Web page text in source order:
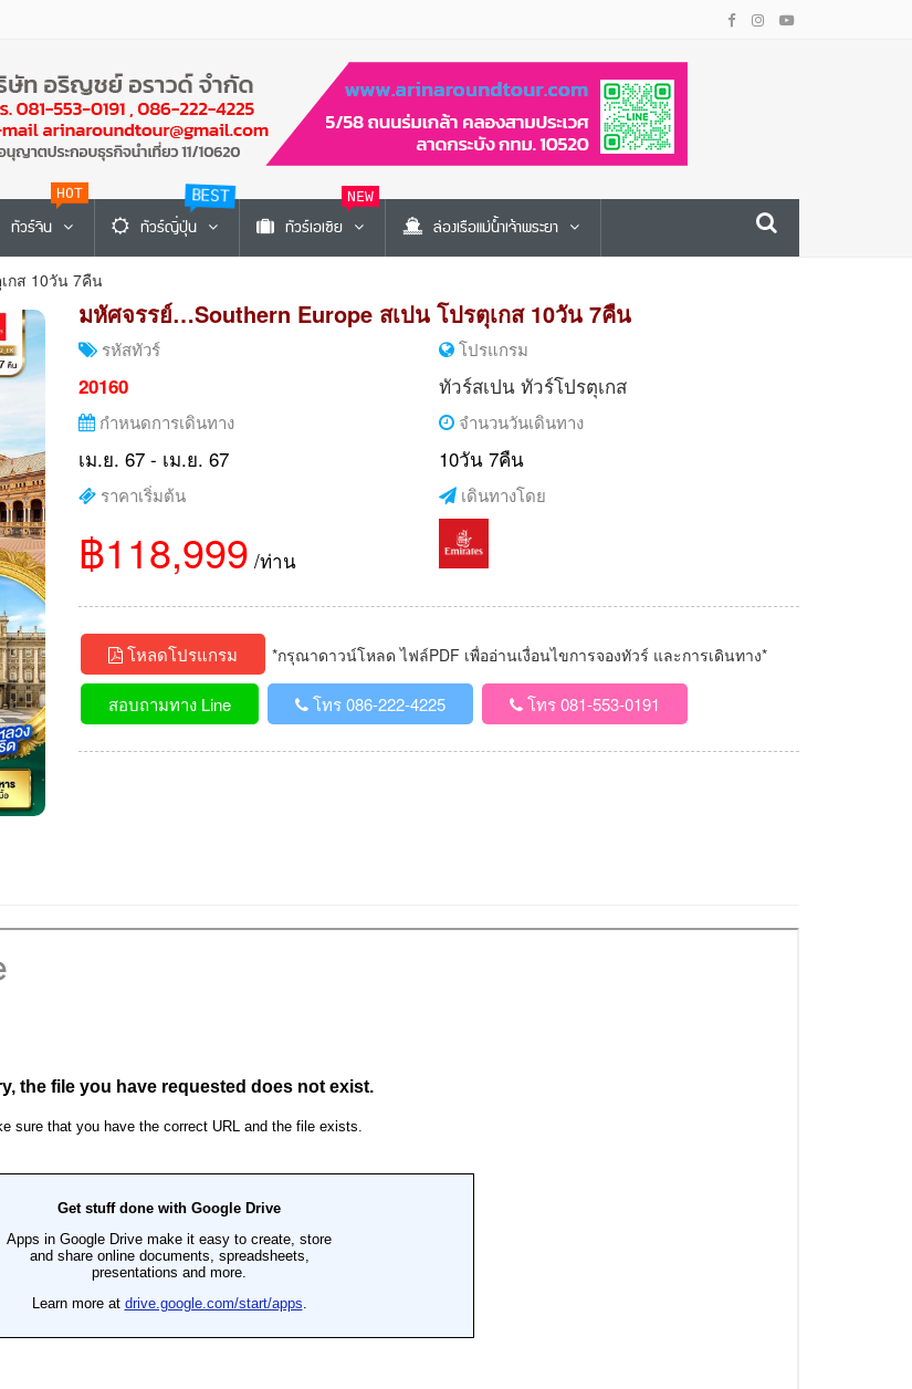
ทัวร์จีน
HOT
ทัวร์ญี่ปุ่น
BEST
ทัวร์เอเซีย
NEW
ล่องเรือแม่น้ำเจ้าพระยา
กส 10วัน 7คืน
มหัศจรรย์…Southern Europe สเปน โปรตุเกส 10วัน 7คืน
รหัสทัวร์
20160
โปรแกรม
ทัวร์สเปน ทัวร์โปรตุเกส
กำหนดการเดินทาง
เม.ย. 67 - เม.ย. 67
จำนวนวันเดินทาง
10วัน 7คืน
ราคาเริ่มต้น
฿118,999 /ท่าน
เดินทางโดย
โหลดโปรแกรม *กรุณาดาวน์โหลด ไฟล์PDF เพื่ออ่านเงื่อนไขการจองทัวร์ และการเดินทาง*
สอบถามทาง Line โทร 086-222-4225 โทร 081-553-0191